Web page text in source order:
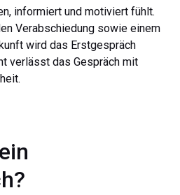
informiert und motiviert fühlt.
Verabschiedung sowie einem
wird das Erstgespräch
verlässt das Gespräch mit